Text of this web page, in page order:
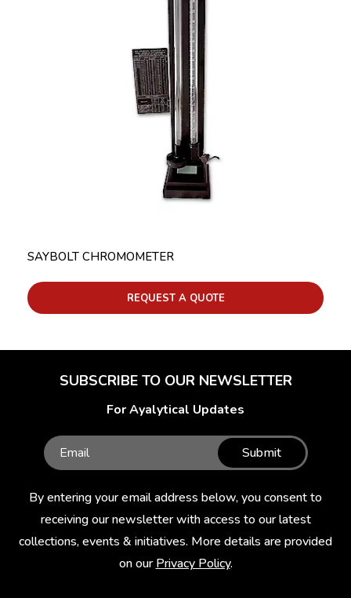
SAYBOLT CHROMOMETER
REQUEST A QUOTE
SUBSCRIBE TO OUR NEWSLETTER
For Ayalytical Updates
Submit
By entering your email address below, you consent to
receiving our newsletter with access to our latest
collections, events & initiatives. More details are provided
on ourPrivacy Policy.